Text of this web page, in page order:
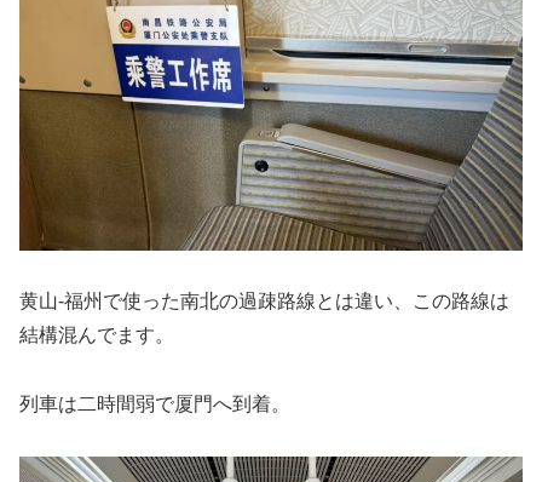
黄山-福州で使った南北の過疎路線とは違い、この路線は
結構混んでます。
列車は二時間弱で厦門へ到着。